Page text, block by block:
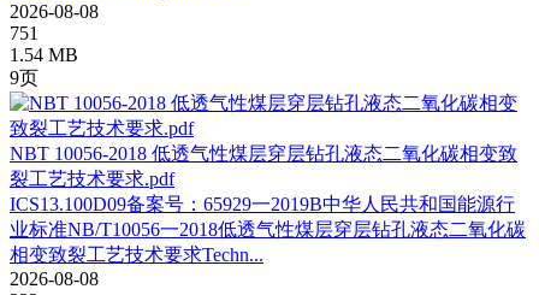
2026-08-08
751
1.54 MB
9页
NBT 10056-2018 低透气性煤层穿层钻孔液态二氧化碳相变致
裂工艺技术要求.pdf
ICS13.100D09备案号：65929一2019B中华人民共和国能源行
业标准NB/T10056一2018低透气性煤层穿层钻孔液态二氧化碳
相变致裂工艺技术要求Techn...
2026-08-08